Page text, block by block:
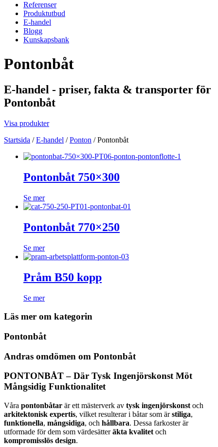
Referenser
Produktutbud
E-handel
Blogg
Kunskapsbank
Pontonbåt
E-handel - priser, fakta & transporter för
Pontonbåt
Visa produkter
Startsida /E-handel /Ponton /Pontonbåt
Pontonbåt 750×300
Se mer
Pontonbåt 770×250
Se mer
Pråm B50 kopp
Se mer
Läs mer om kategorin
Pontonbåt
Andras omdömen om Pontonbåt
PONTONBÅT – Där Tysk Ingenjörskonst Möt
Mångsidig Funktionalitet
Våra pontonbåtar är ett mästerverk av tysk ingenjörskonst och
arkitektonisk expertis, vilket resulterar i båtar som ärstiliga,
funktionella, mångsidiga, och hållbara. Dessa farkoster är
utformade för dem som värdesätteräkta kvalitet och
kompromisslös design.